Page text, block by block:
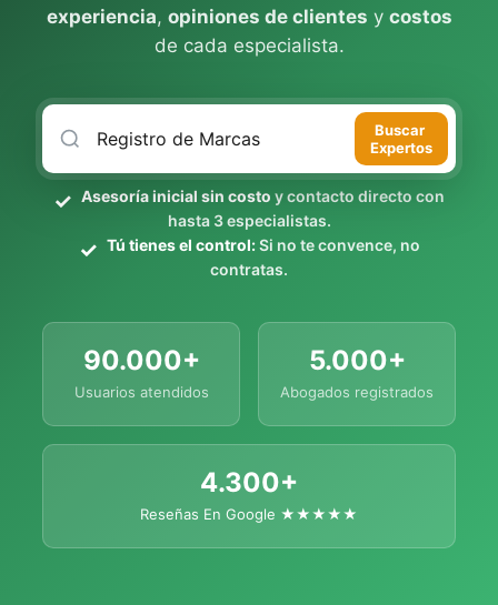
experiencia, opiniones de clientes y costos
de cada especialista.
Buscar
Expertos
Asesoría inicial sin costo y contacto directo con
hasta 3 especialistas.
Tú tienes el control:Si no te convence, no
contratas.
90.000+
Usuarios atendidos
5.000+
Abogados registrados
4.300+
Reseñas En Google ★★★★★